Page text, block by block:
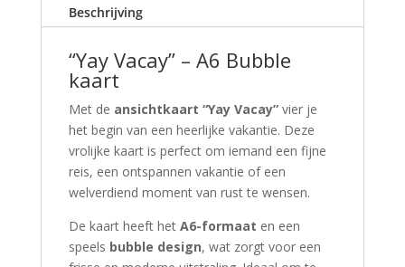
Beschrijving
“Yay Vacay” – A6 Bubble
kaart
Met de ansichtkaart “Yay Vacay”vier je
het begin van een heerlijke vakantie. Deze
vrolijke kaart is perfect om iemand een fijne
reis, een ontspannen vakantie of een
welverdiend moment van rust te wensen.
De kaart heeft het A6-formaat en een
speels bubble design, wat zorgt voor een